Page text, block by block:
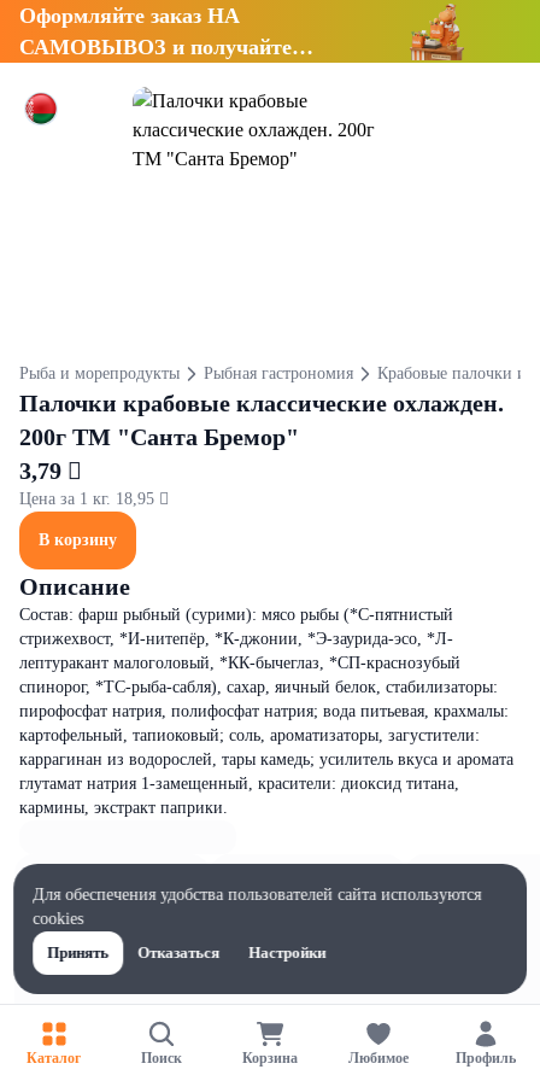
Оформляйте заказ НА
САМОВЫВОЗ и получайте
Рыба и морепродукты Рыбная гастрономия Крабовые палочки и
Палочки крабовые классические охлажден.
200г ТМ "Санта Бремор"
3,79 
Цена за 1 кг. 18,95 
В корзину
Описание
Состав: фарш рыбный (сурими): мясо рыбы (*С-пятнистый
стрижехвост, *И-нитепёр, *К-джонии, *Э-заурида-эсо, *Л-
лептуракант малоголовый, *КК-бычеглаз, *СП-краснозубый
спинорог, *ТС-рыба-сабля), сахар, яичный белок, стабилизаторы:
пирофосфат натрия, полифосфат натрия; вода питьевая, крахмалы:
картофельный, тапиоковый; соль, ароматизаторы, загустители:
каррагинан из водорослей, тары камедь; усилитель вкуса и аромата
глутамат натрия 1-замещенный, красители: диоксид титана,
кармины, экстракт паприки.
Каталог Поиск Корзина Любимое Профиль
Для обеспечения удобства пользователей сайта используются
cookies
Принять
Отказаться Настройки